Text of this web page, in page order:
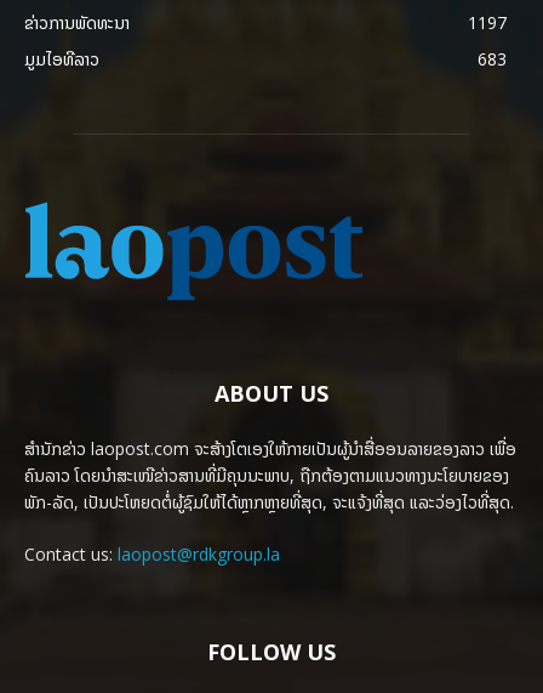
ຂ່າວການພັດທະນາ
1197
ມູມໄອທີລາວ
683
ABOUT US
ສຳນັກຂ່າວ laopost.com ຈະສ້າງໂຕເອງໃຫ້ກາຍເປັນຜູ້ນຳສື່ອອນລາຍຂອງລາວ ເພື່ອ
ຄົນລາວ ໂດຍນຳສະເໜີຂ່າວສານທີ່ມີຄຸນນະພາບ, ຖືກຕ້ອງຕາມແນວທາງນະໂຍບາຍຂອງ
ພັກ-ລັດ, ເປັນປະໂຫຍດຕໍ່ຜູ້ຊົມໃຫ້ໄດ້ຫຼາກຫຼາຍທີ່ສຸດ, ຈະແຈ້ງທີ່ສຸດ ແລະວ່ອງໄວທີ່ສຸດ.
Contact us: laopost@rdkgroup.la
FOLLOW US